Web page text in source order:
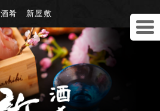
酒肴 新屋敷